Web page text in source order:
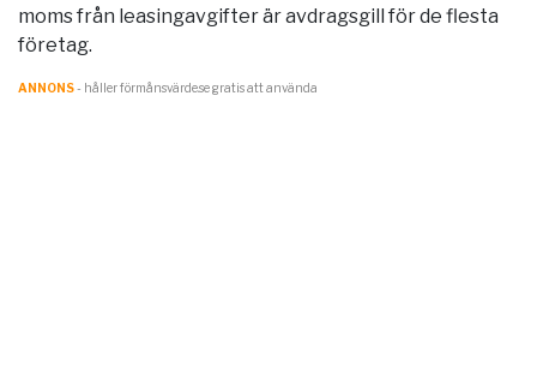
moms från leasingavgifter är avdragsgill för de flesta
företag.
ANNONS- håller förmånsvärde.se gratis att använda